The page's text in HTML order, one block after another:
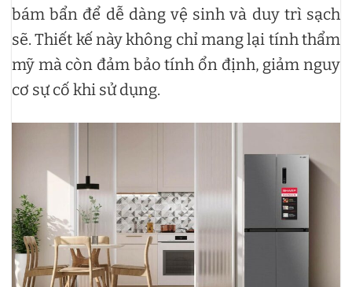
bám bẩn để dễ dàng vệ sinh và duy trì sạch
sẽ. Thiết kế này không chỉ mang lại tính thẩm
mỹ mà còn đảm bảo tính ổn định, giảm nguy
cơ sự cố khi sử dụng.